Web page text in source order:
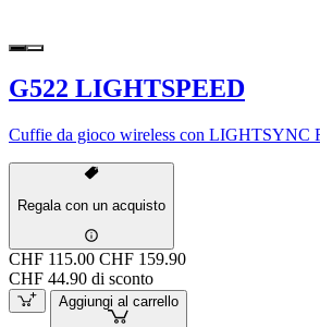
G522 LIGHTSPEED
Cuffie da gioco wireless con LIGHTSYNC
Regala con un acquisto
CHF 115.00 CHF 159.90
CHF 44.90 di sconto
Aggiungi al carrello